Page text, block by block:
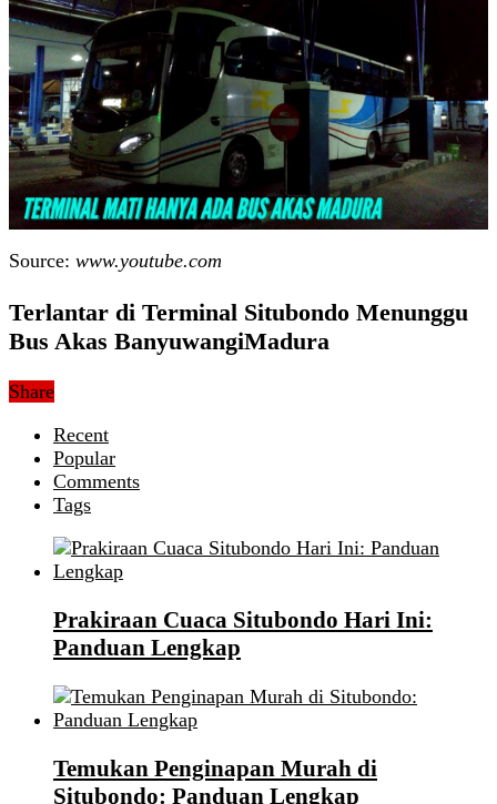
Source: www.youtube.com
Terlantar di Terminal Situbondo Menunggu
Bus Akas BanyuwangiMadura
Share
Recent
Popular
Comments
Tags
Prakiraan Cuaca Situbondo Hari Ini:
Panduan Lengkap
Temukan Penginapan Murah di
Situbondo: Panduan Lengkap